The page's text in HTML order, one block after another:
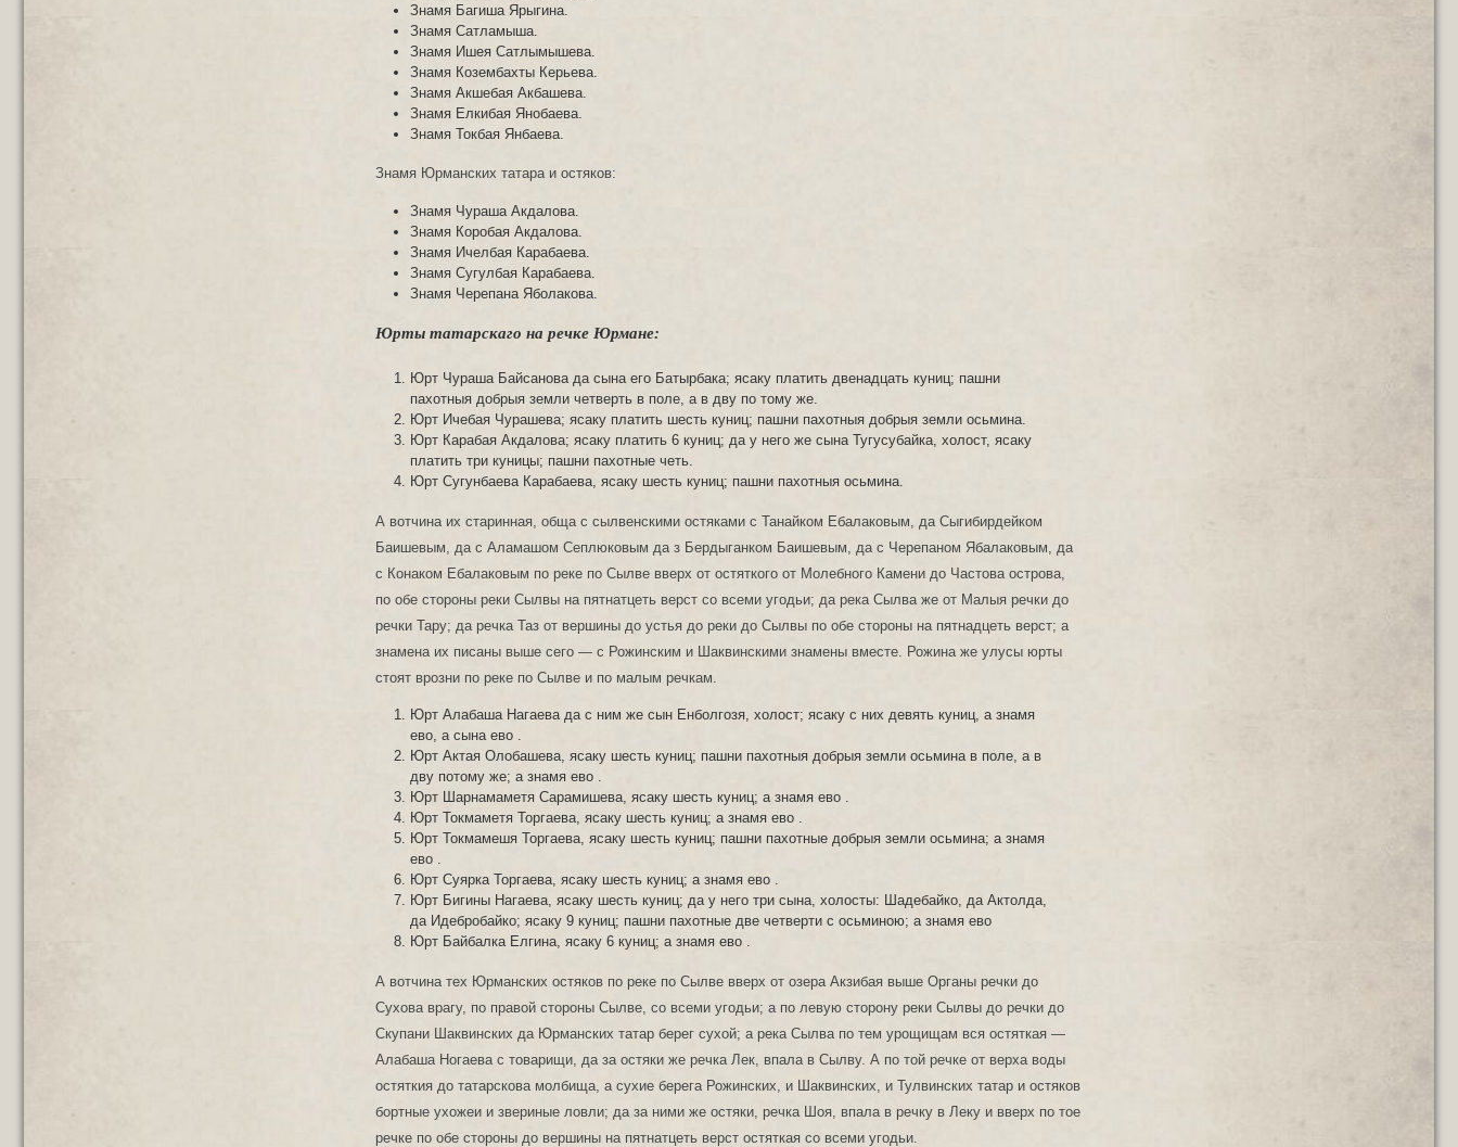
Знамя Багиша Ярыгина.
Знамя Сатламыша.
Знамя Ишея Сатлымышева.
Знамя Козембахты Керьева.
Знамя Акшебая Акбашева.
Знамя Елкибая Янобаева.
Знамя Токбая Янбаева.
Знамя Юрманских татара и остяков:
Знамя Чураша Акдалова.
Знамя Коробая Акдалова.
Знамя Ичелбая Карабаева.
Знамя Сугулбая Карабаева.
Знамя Черепана Яболакова.
Юрты татарскаго на речке Юрмане:
Юрт Чураша Байсанова да сына его Батырбака; ясаку платить двенадцать куниц; пашни
пахотныя добрыя земли четверть в поле, а в дву по тому же.
Юрт Ичебая Чурашева; ясаку платить шесть куниц; пашни пахотныя добрыя земли осьмина.
Юрт Карабая Акдалова; ясаку платить 6 куниц; да у него же сына Тугусубайка, холост, ясаку
платить три куницы; пашни пахотные четь.
Юрт Сугунбаева Карабаева, ясаку шесть куниц; пашни пахотныя осьмина.
А вотчина их старинная, обща с сылвенскими остяками с Танайком Ебалаковым, да Сыгибирдейком
Баишевым, да с Аламашом Сеплюковым да з Бердыганком Баишевым, да с Черепаном Ябалаковым, да
с Конаком Ебалаковым по реке по Сылве вверх от остяткого от Молебного Камени до Частова острова,
по обе стороны реки Сылвы на пятнатцеть верст со всеми угодьи; да река Сылва же от Малыя речки до
речки Тару; да речка Таз от вершины до устья до реки до Сылвы по обе стороны на пятнадцеть верст; а
знамена их писаны выше сего — с Рожинским и Шаквинскими знамены вместе. Рожина же улусы юрты
стоят врозни по реке по Сылве и по малым речкам.
Юрт Алабаша Нагаева да с ним же сын Енболгозя, холост; ясаку с них девять куниц, а знамя
ево, а сына ево .
Юрт Актая Олобашева, ясаку шесть куниц; пашни пахотныя добрыя земли осьмина в поле, а в
дву потому же; а знамя ево .
Юрт Шарнамаметя Сарамишева, ясаку шесть куниц; а знамя ево .
Юрт Токмаметя Торгаева, ясаку шесть куниц; а знамя ево .
Юрт Токмамешя Торгаева, ясаку шесть куниц; пашни пахотные добрыя земли осьмина; а знамя
ево .
Юрт Суярка Торгаева, ясаку шесть куниц; а знамя ево .
Юрт Бигины Нагаева, ясаку шесть куниц; да у него три сына, холосты: Шадебайко, да Актолда,
да Идебробайко; ясаку 9 куниц; пашни пахотные две четверти с осьминою; а знамя ево
Юрт Байбалка Елгина, ясаку 6 куниц; а знамя ево .
А вотчина тех Юрманских остяков по реке по Сылве вверх от озера Акзибая выше Органы речки до
Сухова врагу, по правой стороны Сылве, со всеми угодьи; а по левую сторону реки Сылвы до речки до
Скупани Шаквинских да Юрманских татар берег сухой; а река Сылва по тем урощищам вся остяткая —
Алабаша Ногаева с товарищи, да за остяки же речка Лек, впала в Сылву. А по той речке от верха воды
остяткия до татарскова молбища, а сухие берега Рожинских, и Шаквинских, и Тулвинских татар и остяков
бортные ухожеи и звериные ловли; да за ними же остяки, речка Шоя, впала в речку в Леку и вверх по тое
речке по обе стороны до вершины на пятнатцеть верст остяткая со всеми угодьи.